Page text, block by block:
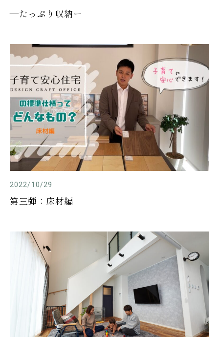
―たっぷり収納ー
2022/10/29
第三弾：床材編